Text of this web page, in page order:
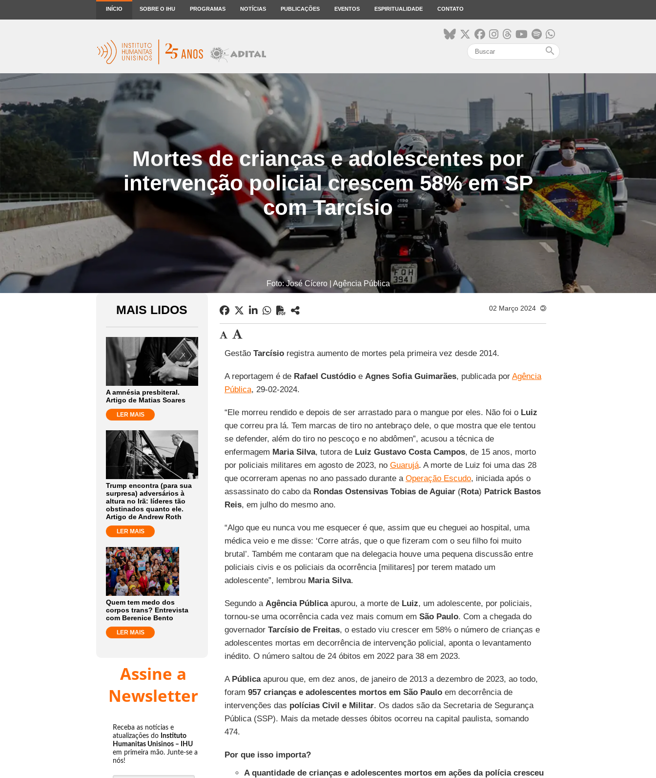
INÍCIO SOBRE O IHU PROGRAMAS NOTÍCIAS PUBLICAÇÕES EVENTOS ESPIRITUALIDADE CONTATO
search
Mortes de crianças e adolescentes por
intervenção policial crescem 58% em SP
com Tarcísio
Foto: José Cícero | Agência Pública
MAIS LIDOS
A amnésia presbiteral.
Artigo de Matias Soares
LER MAIS
Trump encontra (para sua
surpresa) adversários à
altura no Irã: líderes tão
obstinados quanto ele.
Artigo de Andrew Roth
LER MAIS
Quem tem medo dos
corpos trans? Entrevista
com Berenice Bento
LER MAIS
Assine a
Newsletter
Receba as notícias e
atualizações do Instituto
Humanitas Unisinos – IHU
em primeira mão. Junte-se a
nós!
02 Março 2024
Gestão Tarcísioregistra aumento de mortes pela primeira vez desde 2014.
A reportagem é de Rafael Custódioe Agnes Sofia Guimarães, publicada por Agência
Pública, 29-02-2024.
“Ele morreu rendido e depois de ser arrastado para o mangue por eles. Não foi o Luiz
que correu pra lá. Tem marcas de tiro no antebraço dele, o que mostra que ele tentou
se defender, além do tiro no pescoço e no abdômen”, acusou a técnica de
enfermagem Maria Silva, tutora de Luiz Gustavo Costa Campos, de 15 anos, morto
por policiais militares em agosto de 2023, no Guarujá. A morte de Luiz foi uma das 28
que ocorreram apenas no ano passado durante a Operação Escudo, iniciada após o
assassinato do cabo daRondas Ostensivas Tobias de Aguiar(Rota) Patrick Bastos
Reis, em julho do mesmo ano.
“Algo que eu nunca vou me esquecer é que, assim que eu cheguei ao hospital, uma
médica veio e me disse: ‘Corre atrás, que o que fizeram com o seu filho foi muito
brutal’. Também me contaram que na delegacia houve uma pequena discussão entre
policiais civis e os policiais da ocorrência [militares] por terem matado um
adolescente”, lembrou Maria Silva.
Segundo a Agência Públicaapurou, a morte de Luiz, um adolescente, por policiais,
tornou-se uma ocorrência cada vez mais comum em São Paulo. Com a chegada do
governador Tarcísio de Freitas, o estado viu crescer em 58% o número de crianças e
adolescentes mortas em decorrência de intervenção policial, aponta o levantamento
inédito. O número saltou de 24 óbitos em 2022 para 38 em 2023.
A Públicaapurou que, em dez anos, de janeiro de 2013 a dezembro de 2023, ao todo,
foram 957 crianças e adolescentes mortos em São Pauloem decorrência de
intervenções das polícias Civil e Militar. Os dados são da Secretaria de Segurança
Pública (SSP). Mais da metade desses óbitos ocorreu na capital paulista, somando
474.
Por que isso importa?
A quantidade de crianças e adolescentes mortos em ações da polícia cresceu